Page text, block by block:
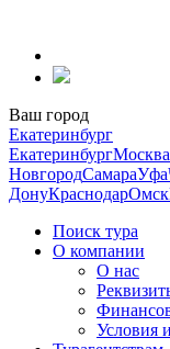
содержанию
Ваш город
Екатеринбург
ЕкатеринбургМосква
НовгородСамараУфа
ДонуКраснодарОмск
Поиск тура
О компании
О нас
Условия